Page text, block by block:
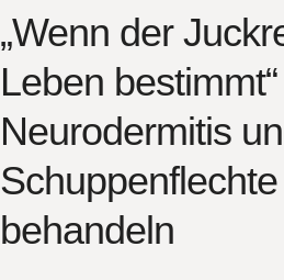
„Wenn der
Leben
Neurodermitis
behandeln